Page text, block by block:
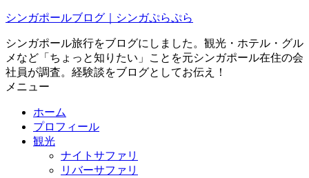
シンガポールブログ｜シンガぷらぷら
シンガポール旅行をブログにしました。観光・ホテル・グル
メなど「ちょっと知りたい」ことを元シンガポール在住の会
社員が調査。経験談をブログとしてお伝え！
メニュー
ホーム
プロフィール
観光
ナイトサファリ
リバーサファリ